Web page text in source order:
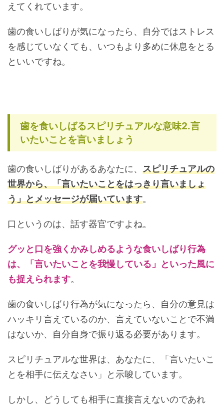
えてくれています。
歯の食いしばりが気になったら、自分ではストレス
を感じていなくても、いつもより多めに休息をとる
といいですね。
歯を食いしばるスピリチュアルな意味2.言
いたいことを言いましょう
歯の食いしばりがあるあなたに、 スピリチュアルの
世界から、「言いたいことをはっきり言いましょ
う」とメッセージが届いています。
口というのは、話す器官ですよね。
グッと口を強くかみしめるような食いしばり行為
は、「言いたいことを我慢している」といった風に
も捉えられます。
歯の食いしばり行為が気になったら、自分の意見は
ハッキリ言えているのか、言えていないことで不満
はないか、自分自身で振り返る必要があります。
スピリチュアルな世界は、あなたに、「言いたいこ
とを相手に伝えなさい」と示唆しています。
しかし、どうしても相手に直接言えないのであれ